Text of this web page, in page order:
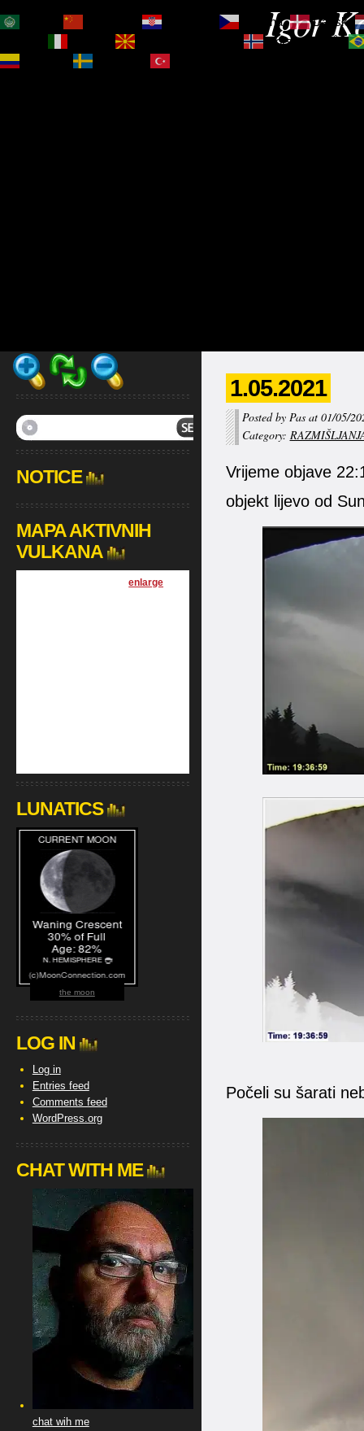
Igor
1.05.2021
Posted by Pas at 01/05/
Category:
Vrijeme objave
objekt lijevo od
Počeli su šarati
NOTICE
MAPA AKTIVNIH
VULKANA
[enlarge
LUNATICS
the moon
LOG IN
Log in
Entries feed
Comments feed
WordPress.org
CHAT WITH ME
chat wih me
Čeština‎
Dansk
Norsk bokmål